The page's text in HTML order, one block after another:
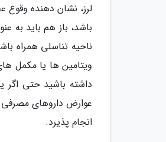
لرز، نشان دهنده وقوع
باشد، باز هم باید به
ناحیه تناسلی همراه
ویتامین ها یا مکمل
داشته باشید حتی
عوارض داروهای مصرفی
انجام پذیرد.